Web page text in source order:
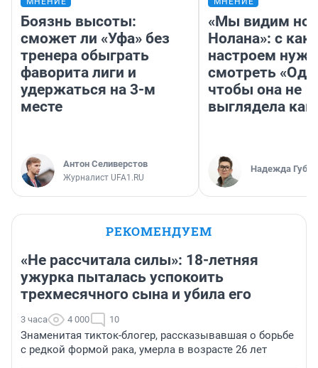
Боязнь высоты:
сможет ли «Уфа» без
тренера обыграть
фаворита лиги и
удержаться на 3-м
месте
Антон Селиверстов
Журналист UFA1.RU
«Мы видим
Нолана»: с
настроем
смотреть
чтобы она не
выглядела как
Надежда
РЕКОМЕНДУЕМ
«Не рассчитала силы»: 18-летняя
ужурка пыталась успокоить
трехмесячного сына и убила его
3 часа 4 000 10
Знаменитая тикток-блогер, рассказывавшая о борьбе
с редкой формой рака, умерла в возрасте 26 лет